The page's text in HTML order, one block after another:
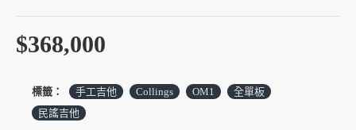
聲音特性：強大且溫暖
震撼力的低音與中音著稱，與一般Dreadnought（D桶）大體型
的吉他的音量幾乎一致。
- 音色平衡： 在強調溫暖與寬廣音色的同時，依然保持了清
$368,000
標籤： 手工吉他 Collings OM1
全單板
民謠吉他